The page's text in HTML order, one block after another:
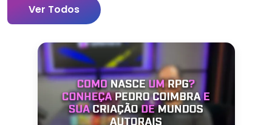
Ver Todos